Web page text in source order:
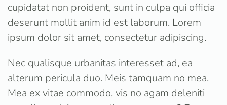
cupidatat non proident, sunt in culpa qui officia
deserunt mollit anim id est laborum. Lorem
ipsum dolor sit amet, consectetur adipiscing.
Nec qualisque urbanitas interesset ad, ea
alterum pericula duo. Meis tamquam no mea.
Mea ex vitae commodo, vis no agam deleniti